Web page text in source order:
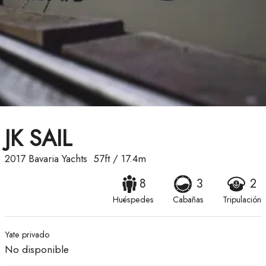
JK SAIL
2017 Bavaria Yachts 57ft/ 17.4m
8
Huéspedes
3
Cabañas
2
Tripulación
Yate privado
No disponible